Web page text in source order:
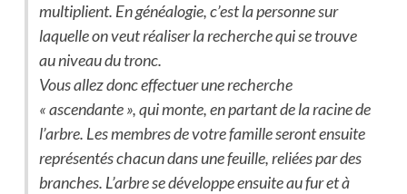
multiplient. En généalogie, c’est la personne sur
laquelle on veut réaliser la recherche qui se trouve
au niveau du tronc.
Vous allez donc effectuer une recherche
« ascendante », qui monte, en partant de la racine de
l’arbre. Les membres de votre famille seront ensuite
représentés chacun dans une feuille, reliées par des
branches. L’arbre se développe ensuite au fur et à